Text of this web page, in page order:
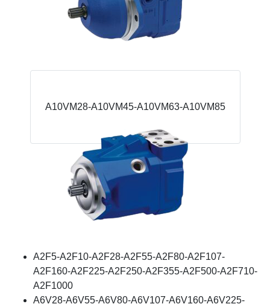
A10VM28-A10VM45-A10VM63-A10VM85
A2F5-A2F10-A2F28-A2F55-A2F80-A2F107-
A2F160-A2F225-A2F250-A2F355-A2F500-A2F710-
A2F1000
A6V28-A6V55-A6V80-A6V107-A6V160-A6V225-